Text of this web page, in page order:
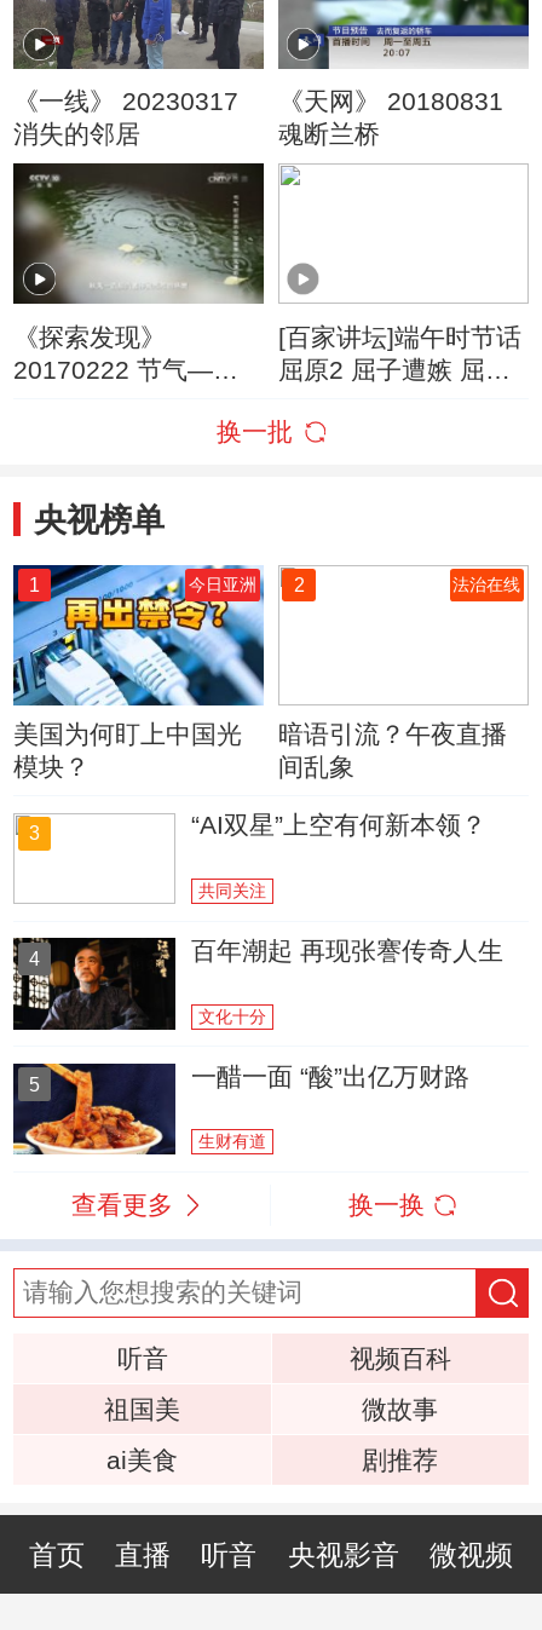
《一线》 20230317
消失的邻居
《天网》 20180831
魂断兰桥
《探索发现》
20170222 节气——
[百家讲坛]端午时节话
屈原2 屈子遭嫉 屈原
换一批
央视榜单
1 今日亚洲
美国为何盯上中国光
模块？
2 法治在线
暗语引流？午夜直播
间乱象
3 “AI双星”上空有何新本领？
共同关注
4 百年潮起 再现张謇传奇人生
文化十分
5 一醋一面 “酸”出亿万财路
生财有道
查看更多 换一换
听音
视频百科
祖国美
微故事
ai美食
剧推荐
首页 直播 听音 央视影音 微视频